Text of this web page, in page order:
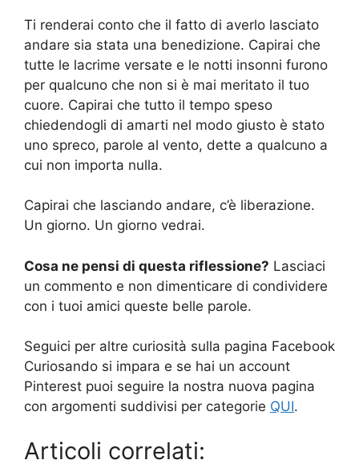
Ti renderai conto che il fatto di averlo lasciato
andare sia stata una benedizione. Capirai che
tutte le lacrime versate e le notti insonni furono
per qualcuno che non si è mai meritato il tuo
cuore. Capirai che tutto il tempo speso
chiedendogli di amarti nel modo giusto è stato
uno spreco, parole al vento, dette a qualcuno a
cui non importa nulla.
Capirai che lasciando andare, c’è liberazione.
Un giorno. Un giorno vedrai.
Cosa ne pensi di questa riflessione? Lasciaci
un commento e non dimenticare di condividere
con i tuoi amici queste belle parole.
Seguici per altre curiosità sulla pagina Facebook
Curiosando si impara e se hai un account
Pinterest puoi seguire la nostra nuova pagina
con argomenti suddivisi per categorie QUI.
Articoli correlati: